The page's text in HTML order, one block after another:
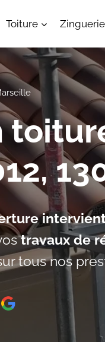
Toiture Zinguerie
travaux de
tous nos